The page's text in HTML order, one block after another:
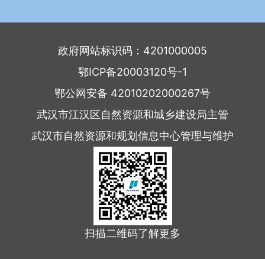
政府网站标识码：4201000005
鄂ICP备20003120号-1
鄂公网安备 42010202000267号
武汉市江汉区自然资源和城乡建设局主管
武汉市自然资源和规划信息中心管理与维护
扫描二维码了解更多